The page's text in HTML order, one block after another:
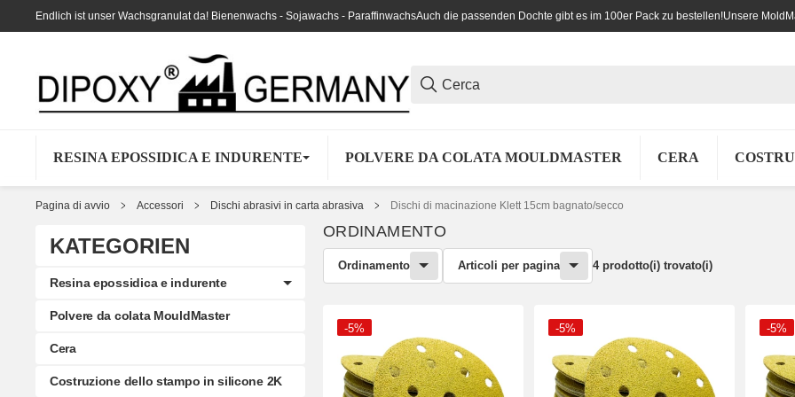
Endlich ist unser Wachsgranulat da! Bienenwachs - Sojawachs - ParaffinwachsAuch die passenden Dochte gibt es im 100er Pack zu bestellen!Unsere
RESINA EPOSSIDICA E INDURENTE POLVERE DA COLATA MOULDMASTER CERA
Pagina di avvio Accessori Dischi abrasivi in carta abrasiva Dischi di macinazione Klett 15cm bagnato/secco
ORDINAMENTO
Ordinamento Articoli per pagina 4 prodotto(i) trovato(i)
-5% -5% -5%
KATEGORIEN
Resina epossidica e indurente
Polvere da colata MouldMaster
Cera
Costruzione dello stampo in silicone 2K